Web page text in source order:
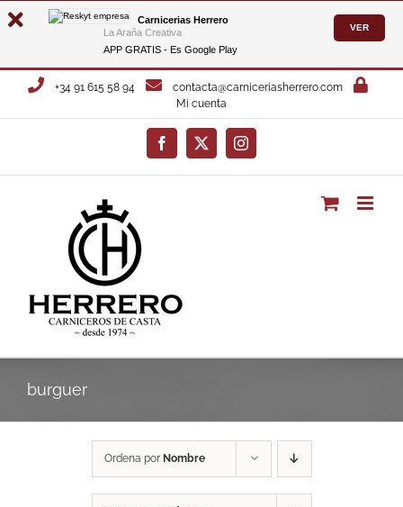
Carnicerias Herrero
La Araña Creativa
APP GRATIS - Es Google Play
VER
Saltar
+34 91 615 58 94
contacta@carniceriasherrero.com
Mi cuenta
Facebook
X Instagram
burguer
Ordena por Nombre